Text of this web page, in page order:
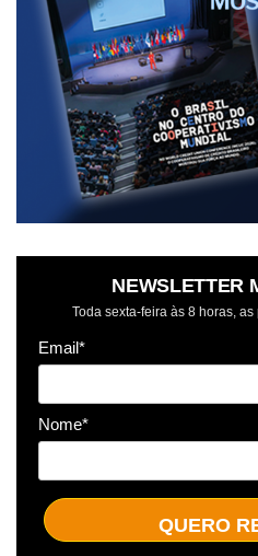
NEWSLETTER
Toda sexta-feira às 8 horas,
Email*
Nome*
QUERO